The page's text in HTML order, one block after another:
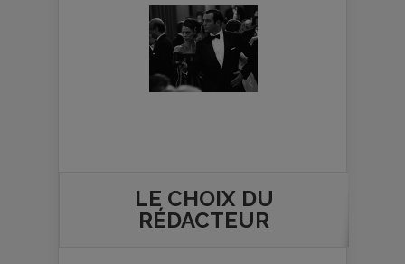
LE CHOIX DU
RÉDACTEUR